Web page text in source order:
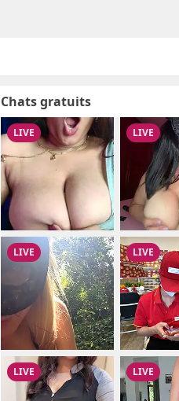
Chats gratuits